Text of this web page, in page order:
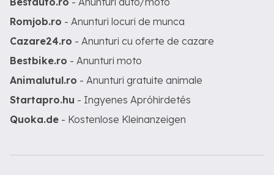
Romjob.ro - Anunturi locuri de munca
Cazare24.ro - Anunturi cu oferte de cazare
Bestbike.ro - Anunturi moto
Animalutul.ro - Anunturi gratuite animale
Startapro.hu - Ingyenes Apróhirdetés
Quoka.de - Kostenlose Kleinanzeigen